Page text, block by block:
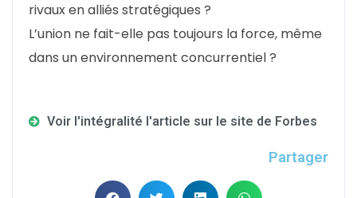
rivaux en alliés stratégiques ?
L’union ne fait-elle pas toujours la force, même
dans un environnement concurrentiel ?
Voir l'intégralité l'article sur le site de Forbes
Partager